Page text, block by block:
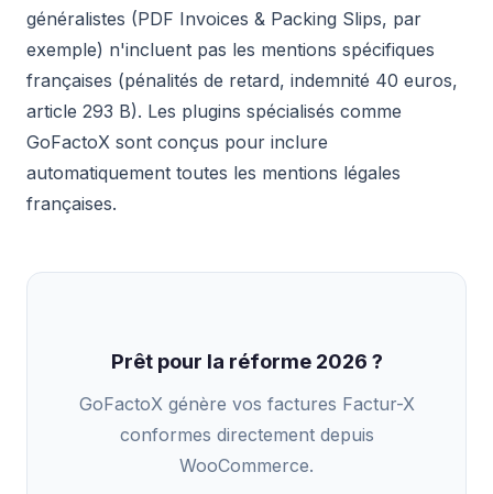
généralistes (PDF Invoices & Packing Slips, par
exemple) n'incluent pas les mentions spécifiques
françaises (pénalités de retard, indemnité 40 euros,
article 293 B). Les plugins spécialisés comme
GoFactoX sont conçus pour inclure
automatiquement toutes les mentions légales
françaises.
Prêt pour la réforme 2026 ?
GoFactoX génère vos factures Factur-X
conformes directement depuis
WooCommerce.